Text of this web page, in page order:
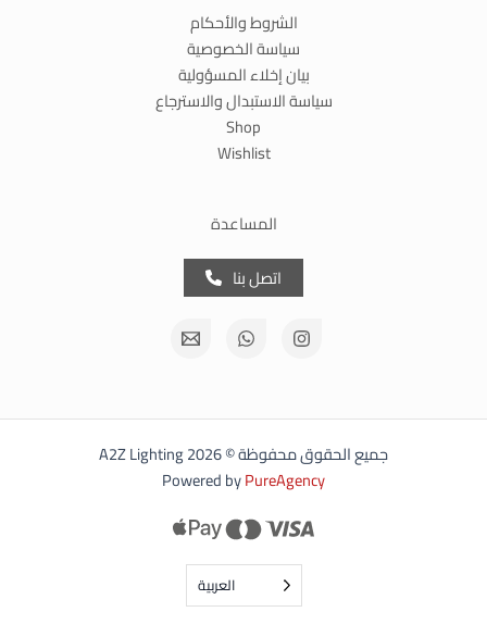
الشروط والأحكام
سياسة الخصوصية
بيان إخلاء المسؤولية
سياسة الاستبدال والاسترجاع
Shop
Wishlist
المساعدة
اتصل بنا
جميع الحقوق محفوظة © 2026 A2Z Lighting
Powered byPureAgency
العربية‏